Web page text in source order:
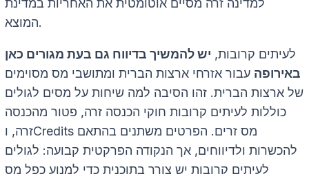
למדינה זרה מסיים אוטומטית את האחריות במדינת
המוצא.
לעיתים קרובות, יש להמשיך בדיווח גם בעת מגורים כאן
באירופה עבור אזרחי ארצות הברית ומתושבי מס מסוימים
של ארצות הברית. זהו הסיבה למה שיחות על מסים לגולים
כוללות לעיתים קרובות חוקי הכנסה זרה, פטור מהכנסה
זרה, וCredits מס זרים. הפרטים משתנים בהתאם
להכשרות ולדיווחים, אך הנקודה הפרקטית קבועה: לגולים
לעיתים קרובות יש צורך בתוכנית כדי למנוע כפל מס